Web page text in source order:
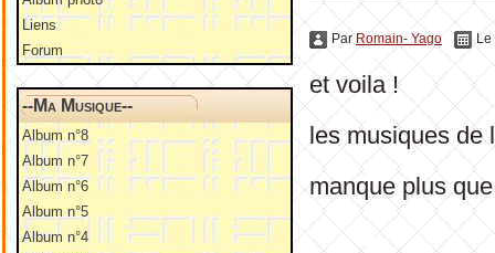
Liens
Forum
--Ma Musique--
Album n°8
Album n°7
Album n°6
Album n°5
Album n°4
ParRomain- Yago Le
et voila !
les musiques de
manque plus